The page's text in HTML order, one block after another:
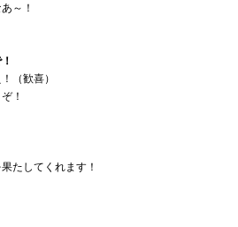
～！
（歓喜）
！
たしてくれます！